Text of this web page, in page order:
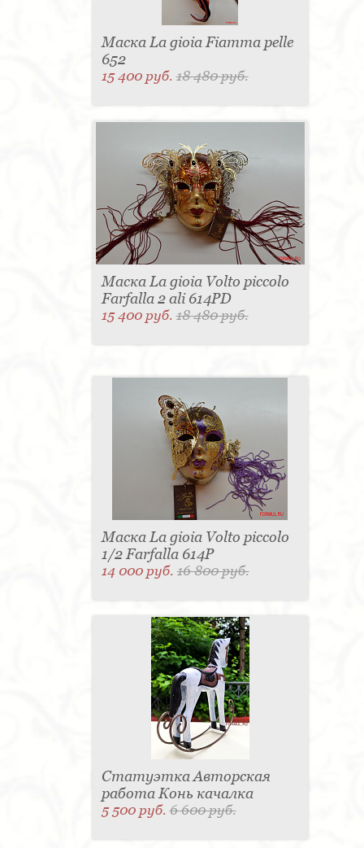
Маска La gioia Fiamma pelle
652
15 400 руб.18 480 руб.
Маска La gioia Volto piccolo
Farfalla 2 ali 614PD
15 400 руб.18 480 руб.
Маска La gioia Volto piccolo
1/2 Farfalla 614P
14 000 руб.16 800 руб.
Статуэтка Авторская
работа Конь качалка
5 500 руб.6 600 руб.